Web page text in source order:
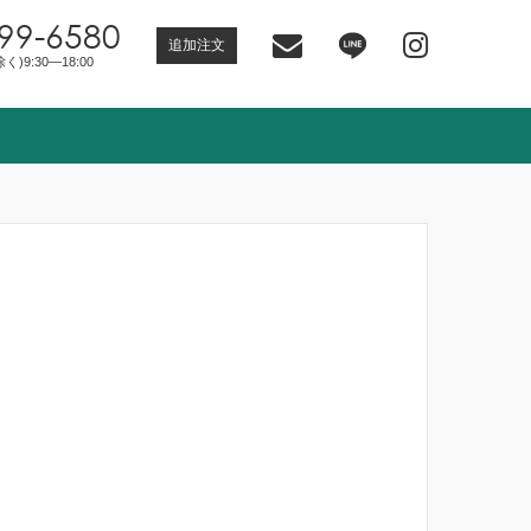
6580
く)9:30―18:00
追加注文